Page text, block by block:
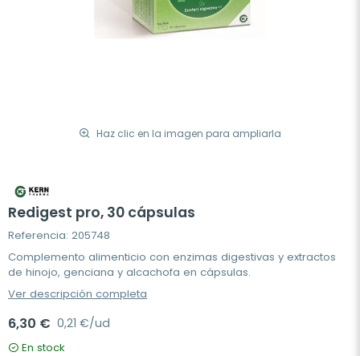
Haz clic en la imagen para ampliarla
Redigest pro, 30 cápsulas
Referencia: 205748
Complemento alimenticio con enzimas digestivas y extractos
de hinojo, genciana y alcachofa en cápsulas.
Ver descripción completa
6,30 € 0,21 €/ud
En stock